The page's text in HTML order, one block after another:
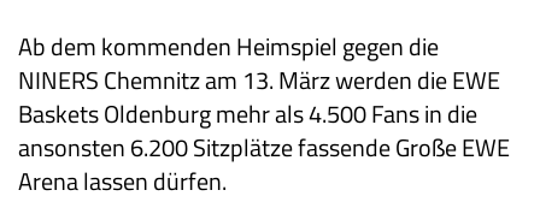
Ab dem kommenden Heimspiel gegen die
NINERS Chemnitz am 13. März werden die EWE
Baskets Oldenburg mehr als 4.500 Fans in die
ansonsten 6.200 Sitzplätze fassende Große EWE
Arena lassen dürfen.